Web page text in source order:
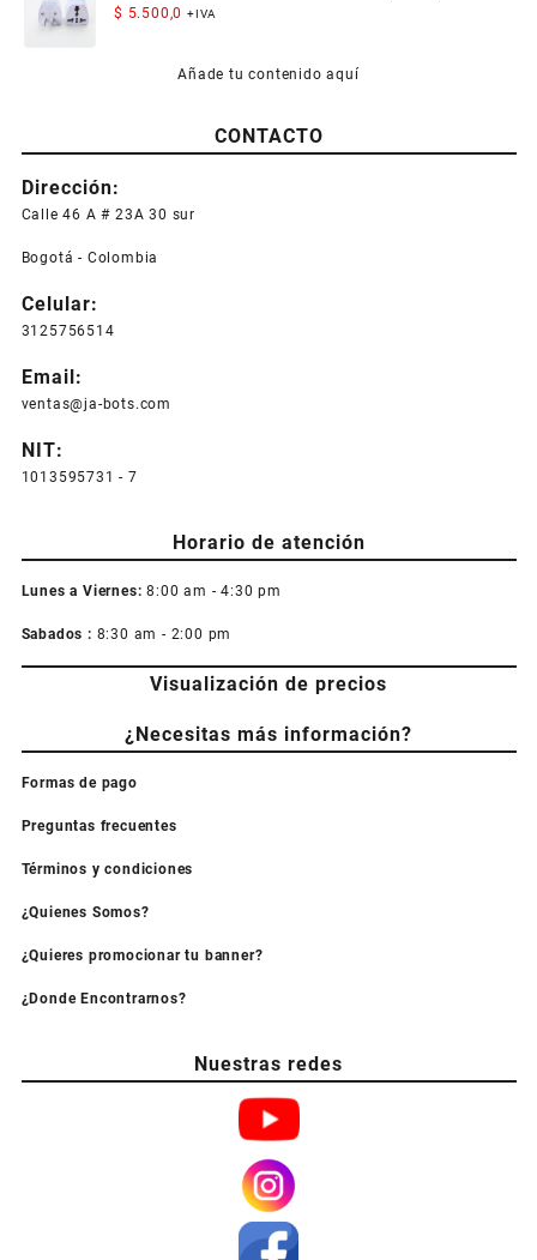
Viaje
$ 5.500,0 +IVA
Añade tu contenido aquí
CONTACTO
Dirección:
Calle 46 A # 23A 30 sur
Bogotá - Colombia
Celular:
3125756514
Email:
ventas@ja-bots.com
NIT:
1013595731 - 7
Horario de atención
Lunes a Viernes: 8:00 am - 4:30 pm
Sabados : 8:30 am - 2:00 pm
Visualización de precios
¿Necesitas más información?
Formas de pago
Preguntas frecuentes
Términos y condiciones
¿Quienes Somos?
¿Quieres promocionar tu banner?
¿Donde Encontrarnos?
Nuestras redes